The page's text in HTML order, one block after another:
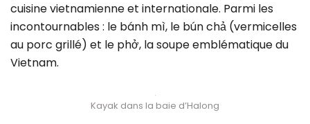
cuisine vietnamienne et internationale. Parmi les
incontournables : le bánh mì, le bún chả (vermicelles
au porc grillé) et le phở, la soupe emblématique du
Vietnam.
Kayak dans la baie d’Halong